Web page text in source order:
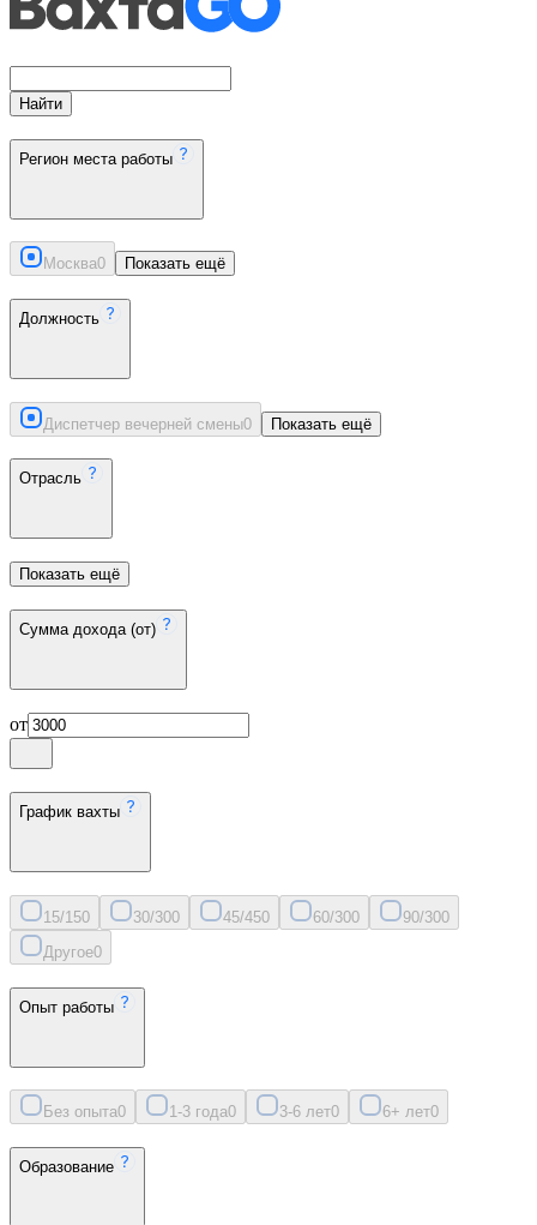
Найти
Регион места работы
Москва0 Показать ещё
Должность
Диспетчер вечерней смены0 Показать ещё
Отрасль
Показать ещё
Сумма дохода (от)
от
График вахты
15/150 30/300 45/450 60/300 90/300
Другое0
Опыт работы
Без опыта0 1-3 года0 3-6 лет0 6+ лет0
Образование